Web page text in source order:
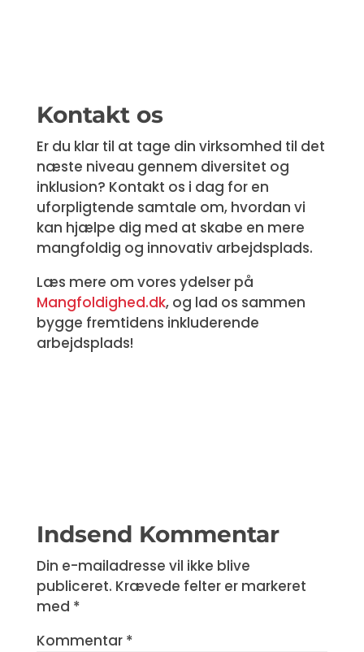
Kontakt os
Er du klar til at tage din virksomhed til det
næste niveau gennem diversitet og
inklusion? Kontakt os i dag for en
uforpligtende samtale om, hvordan vi
kan hjælpe dig med at skabe en mere
mangfoldig og innovativ arbejdsplads.
Læs mere om vores ydelser på
Mangfoldighed.dk, og lad os sammen
bygge fremtidens inkluderende
arbejdsplads!
Indsend Kommentar
Din e-mailadresse vil ikke blive
publiceret. Krævede felter er markeret
med *
Kommentar *